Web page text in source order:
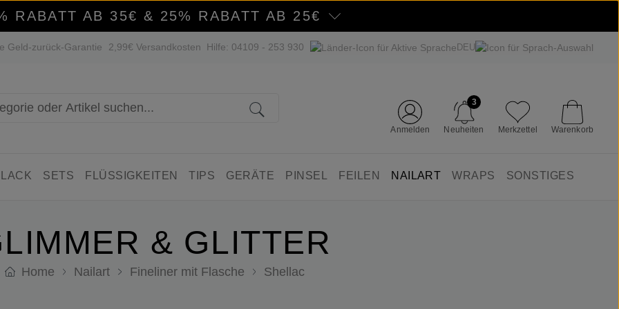
RABATT AB 35€ & 25% RABATT AB 25€
Geld-zurück-Garantie 2,99€ Versandkosten Hilfe: 04109 - 253 930 DEU
Anmelden Neuheiten
3
Merkzettel Warenkorb
SETS FLÜSSIGKEITEN TIPS GERÄTE PINSEL FEILEN NAILART WRAPS SONSTIGES
& GLITTER
Home Nailart Fineliner mit Flasche Shellac